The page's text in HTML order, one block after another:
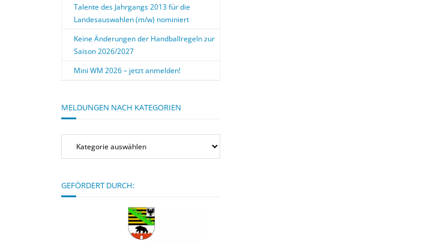
Talente des Jahrgangs 2013 für die
Landesauswahlen (m/w) nominiert
Keine Änderungen der Handballregeln zur
Saison 2026/2027
Mini WM 2026 – jetzt anmelden!
MELDUNGEN NACH KATEGORIEN
Meldungen
Kategorien
GEFÖRDERT DURCH: